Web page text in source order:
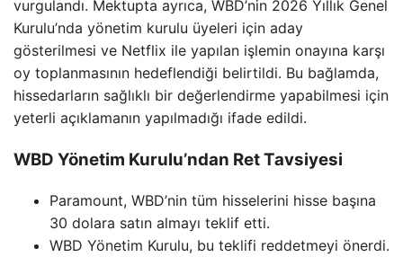
vurgulandı. Mektupta ayrıca, WBD’nin 2026 Yıllık Genel
Kurulu’nda yönetim kurulu üyeleri için aday
gösterilmesi ve Netflix ile yapılan işlemin onayına karşı
oy toplanmasının hedeflendiği belirtildi. Bu bağlamda,
hissedarların sağlıklı bir değerlendirme yapabilmesi için
yeterli açıklamanın yapılmadığı ifade edildi.
WBD Yönetim Kurulu’ndan Ret Tavsiyesi
Paramount, WBD’nin tüm hisselerini hisse başına
30 dolara satın almayı teklif etti.
WBD Yönetim Kurulu, bu teklifi reddetmeyi önerdi.